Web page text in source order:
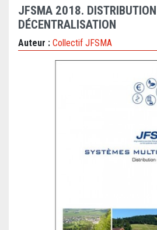
JFSMA 2018.
DÉCENTRALISATION
Auteur : Collectif JFSMA